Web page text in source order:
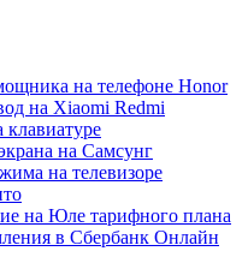
на телефоне Honor
на Xiaomi Redmi
на Самсунг
на телевизоре
на Юле тарифного плана
в Сбербанк Онлайн